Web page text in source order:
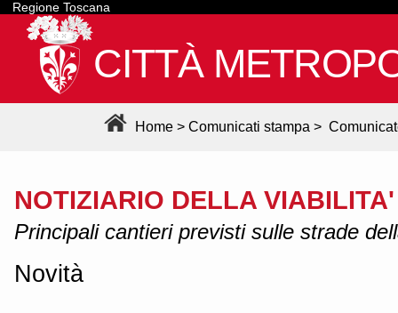
Regione Toscana
CITTÀ
Home > Comunicati stampa >
NOTIZIARIO DELLA VIABILITA'
Principali cantieri previsti sulle strade
Novità